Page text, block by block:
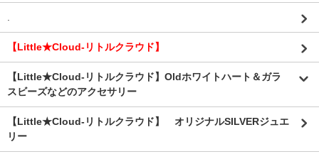
.
【Little★Cloud-リトルクラウド】
【Little★Cloud-リトルクラウド】Oldホワイトハート＆ガラ
スビーズなどのアクセサリー
【Little★Cloud-リトルクラウド】 オリジナルSILVERジュエ
リー